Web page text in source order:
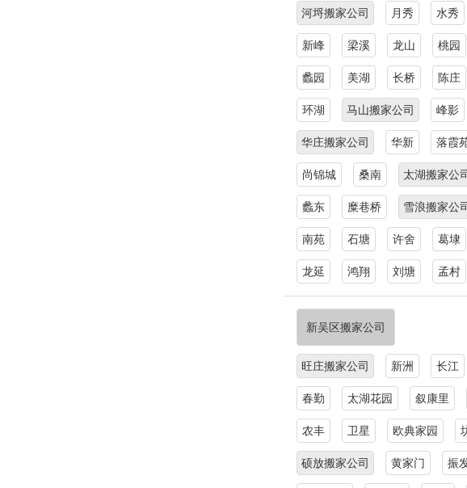
河埒搬家公司 月秀 水秀
新峰 梁溪 龙山 桃园
蠡园 美湖 长桥 陈庄
环湖 马山搬家公司 峰影
华庄搬家公司 华新 落霞
尚锦城 桑南 太湖搬家公
蠡东 糜巷桥 雪浪搬家公
南苑 石塘 许舍 葛埭
龙延 鸿翔 刘塘 孟村
新吴区搬家公司
旺庄搬家公司 新洲 长江
春勤 太湖花园 叙康里
农丰 卫星 欧典家园
硕放搬家公司 黄家门 振